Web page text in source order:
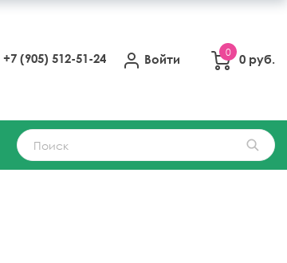
+7 (905) 512-51-24 Войти 0 0 руб.